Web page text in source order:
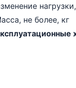
не более, кг